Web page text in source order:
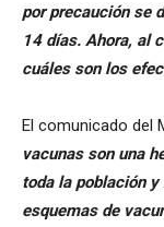
por precaución se
14 días. Ahora, al
cuáles son los
El comunicado del
vacunas son una
toda la población
esquemas de